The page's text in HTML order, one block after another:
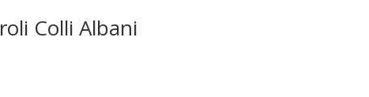
Colli Albani